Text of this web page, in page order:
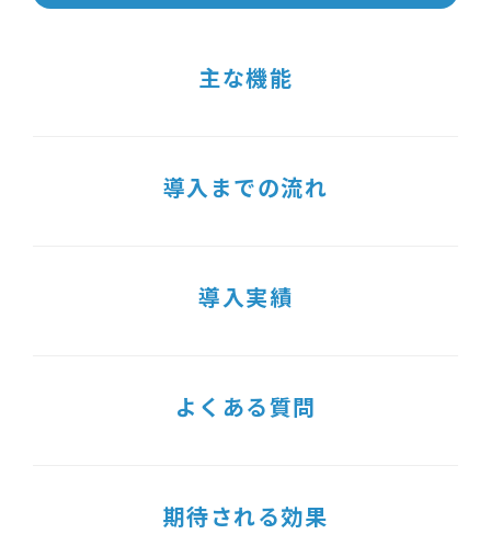
主な機能
導入までの流れ
導入実績
よくある質問
期待される効果